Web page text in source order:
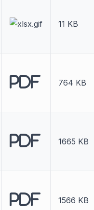
11 KB
PDF 764 KB
PDF 1665 KB
PDF 1566 KB